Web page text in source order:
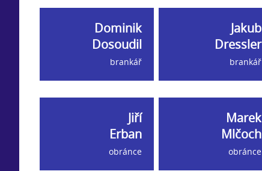
Dominik
Dosoudil
brankář
Jakub
Dressler
brankář
Jiří
Erban
obránce
Marek
Mlčoch
obránce